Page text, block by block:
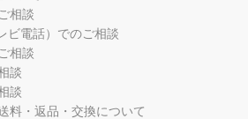
相談
ビ電話）でのご相談
相談
談
談
料・返品・交換について